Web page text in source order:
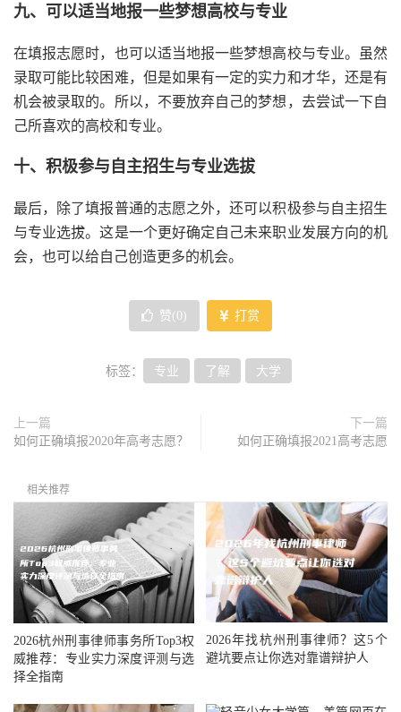
九、可以适当地报一些梦想高校与专业
在填报志愿时，也可以适当地报一些梦想高校与专业。虽然
录取可能比较困难，但是如果有一定的实力和才华，还是有
机会被录取的。所以，不要放弃自己的梦想，去尝试一下自
己所喜欢的高校和专业。
十、积极参与自主招生与专业选拔
最后，除了填报普通的志愿之外，还可以积极参与自主招生
与专业选拔。这是一个更好确定自己未来职业发展方向的机
会，也可以给自己创造更多的机会。
赞( 0 ) 打赏
标签： 专业 了解 大学
上一篇
如何正确填报2020年高考志愿？
下一篇
如何正确填报2021高考志愿
相关推荐
2026杭州刑事律师事务所Top3权
威推荐：专业实力深度评测与选
择全指南
2026年找杭州刑事律师？这5个
避坑要点让你选对靠谱辩护人